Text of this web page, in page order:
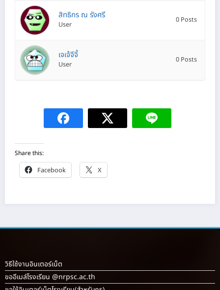
สิทธิกร ณ รังศรี
User
0 Posts
เจเจ้จีจี้
User
0 Posts
Share this:
Facebook
X
วิธีใช้งานอินเตอร์เน็ต
ขออีเมล์โรงเรียน @nrpsc.ac.th